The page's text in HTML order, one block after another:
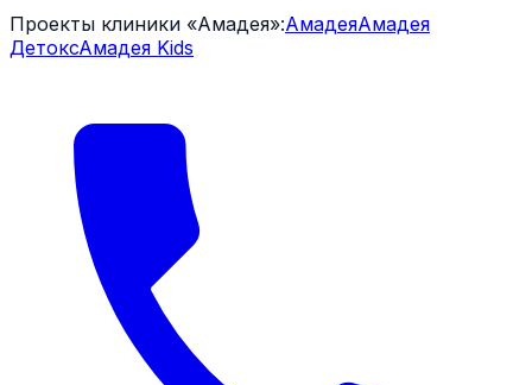
Проекты клиники «Амадея»:АмадеяАмадея
ДетоксАмадея Kids